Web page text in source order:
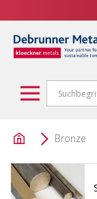
Bronze